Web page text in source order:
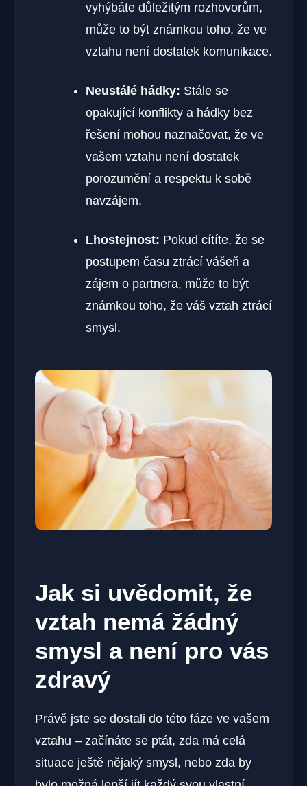
vyhýbáte důležitým rozhovorům,
může to být známkou toho, že ve
vztahu není dostatek komunikace.
Neustálé hádky: Stále se
opakující konflikty a hádky bez
řešení mohou naznačovat, že ve
vašem vztahu není dostatek
porozumění a respektu k sobě
navzájem.
Lhostejnost: Pokud cítíte, že se
postupem času ztrácí vášeň a
zájem o partnera, může to být
známkou toho, že váš vztah ztrácí
smysl.
Jak si uvědomit, že
vztah nemá žádný
smysl a není pro vás
zdravý
Právě jste se dostali do této fáze ve vašem
vztahu – začínáte se ptát, zda má celá
situace ještě nějaký smysl, nebo zda by